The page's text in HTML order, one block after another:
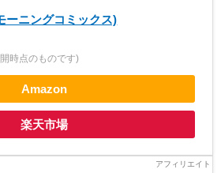
ーニングコミックス)
時点のものです)
Amazon
楽天市場